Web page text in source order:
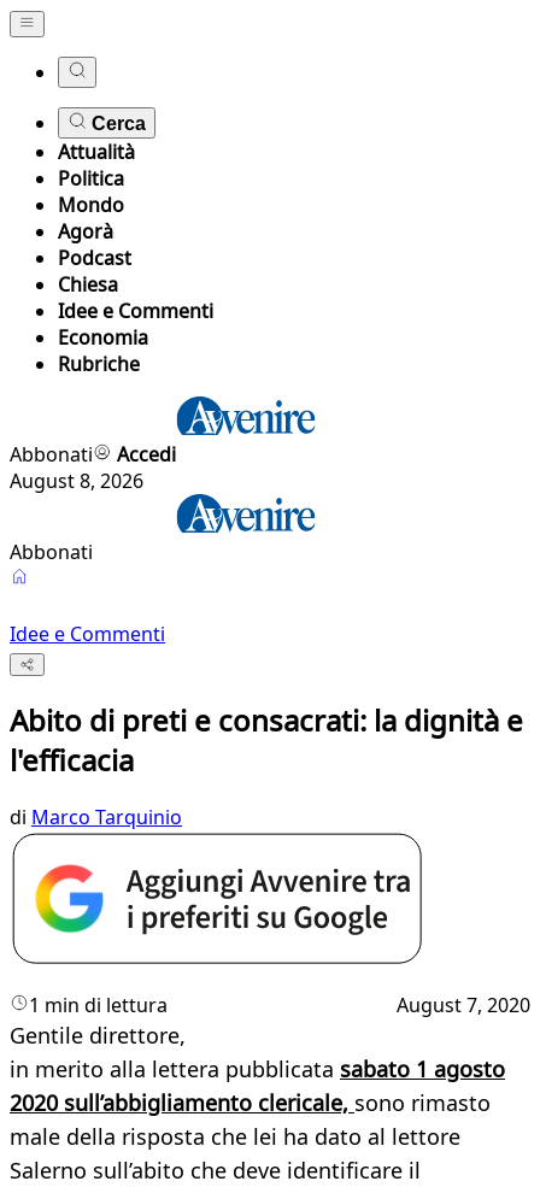
Cerca
Attualità
Politica
Mondo
Agorà
Podcast
Chiesa
Idee e Commenti
Economia
Rubriche
Abbonati
Accedi
August 8, 2026
Abbonati
Idee e Commenti
Abito di preti e consacrati: la dignità e
l'efficacia
di Marco Tarquinio
1 min di lettura August 7, 2020
Gentile direttore,
in merito alla lettera pubblicata sabato 1 agosto
2020 sull’abbigliamento clericale, sono rimasto
male della risposta che lei ha dato al lettore
Salerno sull’abito che deve identificare il